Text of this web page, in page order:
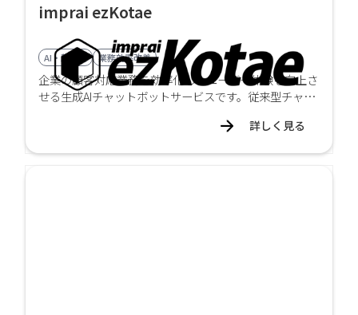
imprai ezKotae
AI・顔認証 業務効率改善
企業の顧客対応業務を効率化し、ユーザー体験を向上さ
せる生成AIチャットボットサービスです。従来型チャッ
詳しく見る